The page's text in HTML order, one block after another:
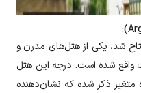
سال ۱۴۰۱ افتتاح شد، یکی از هتل‌های مدرن و
واقع شده است. درجه این هتل
متغیر ذکر شده که نشان‌دهنده